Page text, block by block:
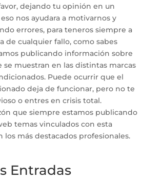
dejando tu opinión en un
nos ayudara a motivarnos y
errores, para teneros siempre a
de cualquier fallo, como sabes
publicando información sobre
se muestran en las distintas marcas
Puede ocurrir que el
deja de funcionar, pero no te
o entres en crisis total.
que siempre estamos publicando
temas vinculados con esta
los más destacados profesionales.
Entradas